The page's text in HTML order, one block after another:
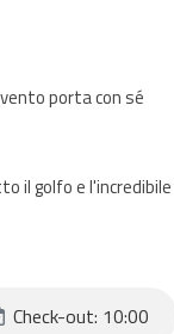
porta con sé
il golfo e l'incredibile
o a La
Check-out: 10:00